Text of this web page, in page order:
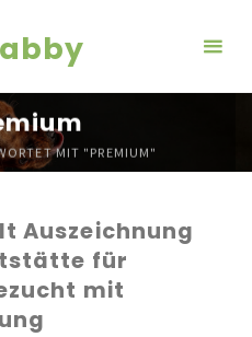
MIT "PREMIUM"
Auszeichnung
für
mit